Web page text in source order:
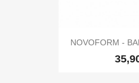
NOVOFORM -